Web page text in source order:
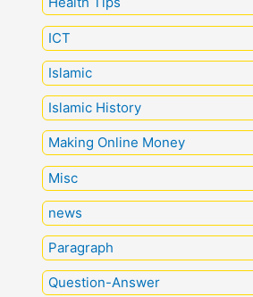
ICT
Islamic
Islamic History
Making Online Money
Misc
news
Paragraph
Question-Answer